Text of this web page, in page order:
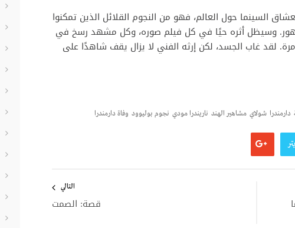
السينما حول العالم، فهو من النجوم القلائل الذين تمكنوا
وسيظل أثره حيًا في كل فيلم صوره، وكل مشهد رسخ في
لقد غاب الجسد، لكن إرثه الفني لا يزال يقف شاهدًا على
دارمندرا شولاي مشاهير الهند ناريندرا مودي نجوم بوليوود وفاة دارمندرا
التالي
قصة: الصمت